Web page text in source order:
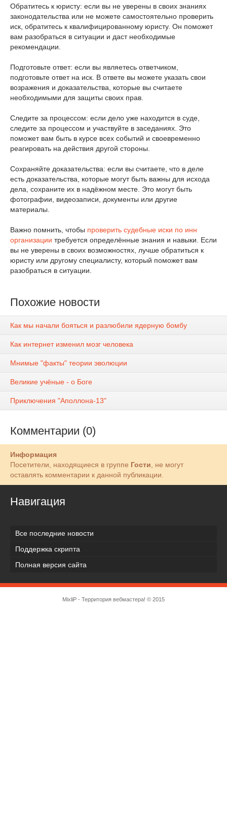
Обратитесь к юристу: если вы не уверены в своих знаниях
законодательства или не можете самостоятельно проверить
иск, обратитесь к квалифицированному юристу. Он поможет
вам разобраться в ситуации и даст необходимые
рекомендации.
Подготовьте ответ: если вы являетесь ответчиком,
подготовьте ответ на иск. В ответе вы можете указать свои
возражения и доказательства, которые вы считаете
необходимыми для защиты своих прав.
Следите за процессом: если дело уже находится в суде,
следите за процессом и участвуйте в заседаниях. Это
поможет вам быть в курсе всех событий и своевременно
реагировать на действия другой стороны.
Сохраняйте доказательства: если вы считаете, что в деле
есть доказательства, которые могут быть важны для исхода
дела, сохраните их в надёжном месте. Это могут быть
фотографии, видеозаписи, документы или другие
материалы.
Важно помнить, чтобы проверить судебные иски по инн
организации требуется определённые знания и навыки. Если
вы не уверены в своих возможностях, лучше обратиться к
юристу или другому специалисту, который поможет вам
разобраться в ситуации.
Похожие новости
Как мы начали бояться и разлюбили ядерную бомбу
Как интернет изменил мозг человека
Мнимые "факты" теории эволюции
Великие учёные - о Боге
Приключения "Аполлона-13"
Комментарии (0)
Информация
Посетители, находящиеся в группе Гости, не могут
оставлять комментарии к данной публикации.
Навигация
Все последние новости
Поддержка скрипта
Полная версия сайта
MixliP - Территория вебмастера! © 2015